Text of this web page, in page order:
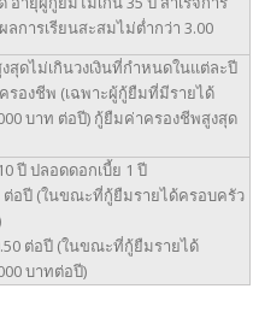
การเรียนสะสมไม่ต่ำกว่า 3.00
สุดไม่เกินวงเงินที่กำหนดในแต่ละปี
รองชีพ (เฉพาะผู้กู้ยืมที่มีรายได้
บาท ต่อปี) กู้ยืมค่าครองชีพสูงสุด
ปี ปลอดดอกเบี้ย 1 ปี
ต่อปี (ในขณะที่กู้ยืมรายได้ครอบครัว
ต่อปี (ในขณะที่กู้ยืมรายได้
บาทต่อปี)